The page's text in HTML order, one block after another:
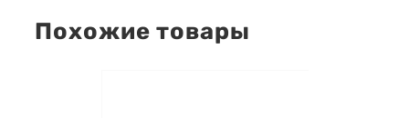
Похожие товары